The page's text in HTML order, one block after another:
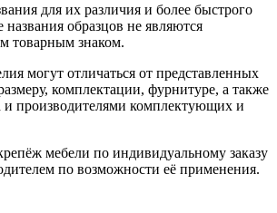
для их различия и более быстрого
названия образцов не являются
товарным знаком.
могут отличаться от представленных
комплектации, фурнитуре, а также
и производителями комплектующих и
мебели по индивидуальному заказу
по возможности её применения.